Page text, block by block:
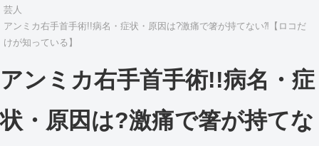
芸人
アンミカ右手首手術!!病名・症状・原因は?激痛で箸が持てない⁈【ロコだ
けが知っている】
アンミカ右手首手術!!病名・症
状・原因は?激痛で箸が持てな